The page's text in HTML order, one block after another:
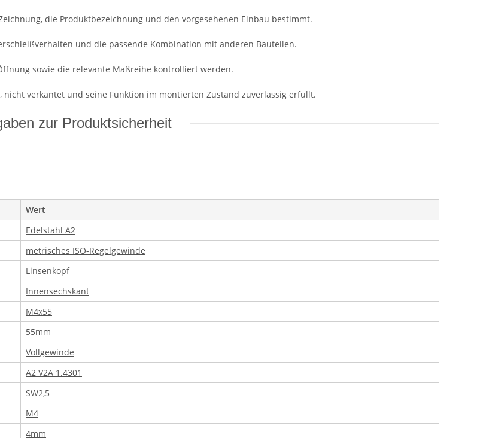
die Produktbezeichnung und den vorgesehenen Einbau bestimmt.
und die passende Kombination mit anderen Bauteilen.
sowie die relevante Maßreihe kontrolliert werden.
verkantet und seine Funktion im montierten Zustand zuverlässig erfüllt.
zur Produktsicherheit
Wert
Edelstahl A2
metrisches ISO-Regelgewinde
Linsenkopf
Innensechskant
M4x55
55mm
Vollgewinde
A2 V2A 1.4301
SW2,5
M4
4mm